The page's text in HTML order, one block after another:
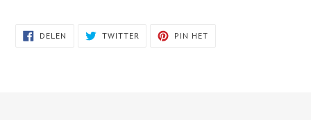
DELEN DELEN
TWITTER TWITTEREN
OP
PIN HET